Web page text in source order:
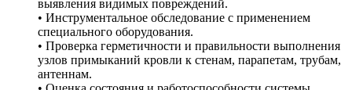
выявления видимых повреждений.
• Инструментальное обследование с применением
специального оборудования.
• Проверка герметичности и правильности выполнения
узлов примыканий кровли к стенам, парапетам, трубам,
антеннам.